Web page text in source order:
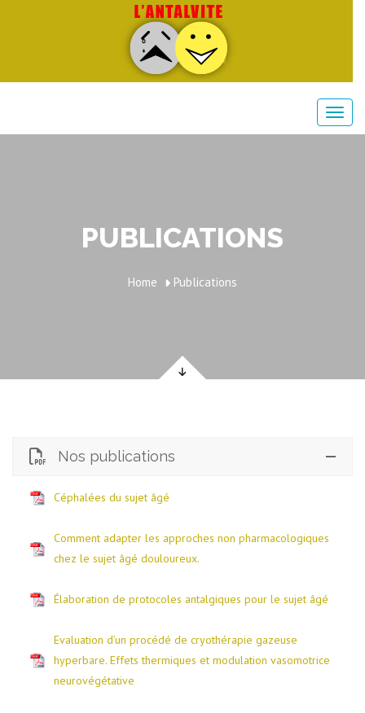
PUBLICATIONS
Home Publications
Nos publications
Céphalées du sujet âgé
Comment adapter les approches non pharmacologiques
chez le sujet âgé douloureux.
Élaboration de protocoles antalgiques pour le sujet âgé
Evaluation d’un procédé de cryothérapie gazeuse
hyperbare. Effets thermiques et modulation vasomotrice
neurovégétative